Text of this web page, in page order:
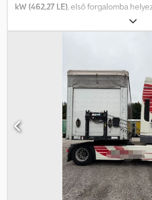
kW (462,27 LE), első forgalomba
, össztömeg:
2 tengely, szín:fehér, hajtástípus:
ABS,
Első regisztráció: 2012.06
Automataváltó 4x2 hajtás DAB
Tqzefx Aiqjck ABS Klímaberendezés
Hűtőszekrény 2 ágy 2
Rúgó-/légrugózás Első
mélysége: 8 mm Hátsó
mélysége: 8 mm Szervizkönyv.